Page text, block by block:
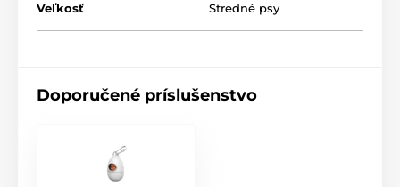
originálny a i praktický je preto design vodítka Reedog
Senza. Dostanete ho nie len v štyroch rôznych
Veľkosť Stredné psy
Doporučené príslušenstvo